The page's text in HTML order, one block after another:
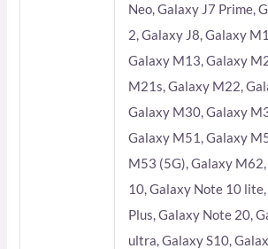
Neo, Galaxy J7 Prime,
2, Galaxy J8, Galaxy
Galaxy M13, Galaxy
M21s, Galaxy M22,
Galaxy M30, Galaxy
Galaxy M51, Galaxy
M53 (5G), Galaxy
10, Galaxy Note 10
Plus, Galaxy Note 20,
ultra, Galaxy S10,